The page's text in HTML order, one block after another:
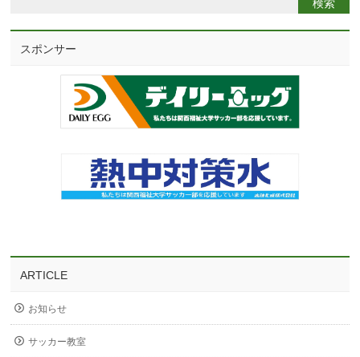
スポンサー
ARTICLE
お知らせ
サッカー教室